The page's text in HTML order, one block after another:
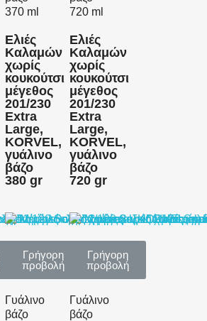
370 ml
Ελιές
Καλαμών
χωρίς
κουκούτσι
μέγεθος
201/230
Extra
Large,
KORVEL,
γυάλινο
βάζο
380 gr
720 ml
Ελιές
Καλαμών
χωρίς
κουκούτσι
μέγεθος
201/230
Extra
Large,
KORVEL,
γυάλινο
βάζο
720 gr
Γρήγορη
προβολή
Γυάλινο
βάζο
Γρήγορη
προβολή
Γυάλινο
βάζο